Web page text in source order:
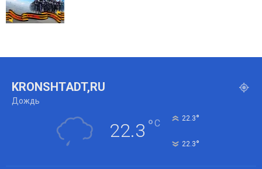
KRONSHTADT,RU
Дождь
22.3 °C 22.3°
22.3°